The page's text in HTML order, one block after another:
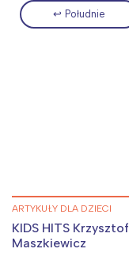
↩ Południe
ARTYKUŁY DLA DZIECI
KIDS HITS Krzysztof
Maszkiewicz